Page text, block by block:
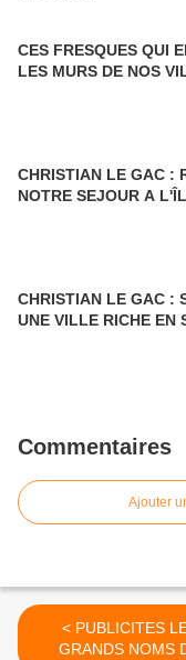
CES FRESQUES QUI
LES MURS DE NOS
CHRISTIAN LE GAC :
NOTRE SEJOUR A
CHRISTIAN LE GAC :
UNE VILLE RICHE EN
Commentaires
Ajouter
< PUBLICITES LES
GRANDS NOMS DE